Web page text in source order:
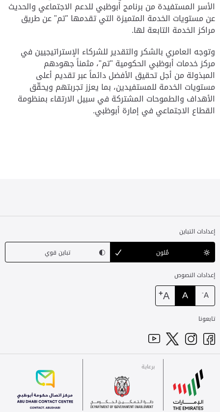
الأسر المستفيدة من برنامج أبوظبي للدعم الاجتماعي والحديث
عن مستويات الخدمة المتميزة التي تقدمها "تم" عن طريق
مراكز الخدمة التابعة لها.
وتوجه العامري بالشكر والتقدير للشركاء الإستراتيجيين في
مركز خدمات أبوظبي الحكومية "تم"، مثمناً جهودهم
المبذولة من أجل تحقيق الأفضل دائماً عبر تقديم أعلى
مستويات الخدمة للمستفيدين، بما يعزز تجربتهم ويحقّق
الأهداف والطموحات المشتركة في سبيل الارتقاء بمنظومة
القطاع الاجتماعي في إمارة أبوظبي.
إعدادات التباين
مُلون
تباين قوي
إعدادات النصوص
A
-
A
A
+
تابعونا
برعاية